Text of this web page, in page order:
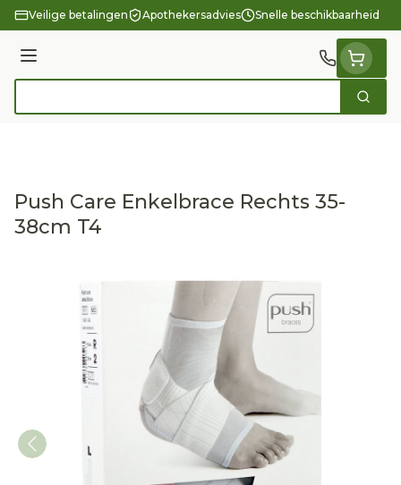
Ga naar de inhoud
Veilige betalingen Apothekersadvies Snelle beschikbaarheid
Menu
Zoek
Push Care Enkelbrace Rechts 35-
38cm T4